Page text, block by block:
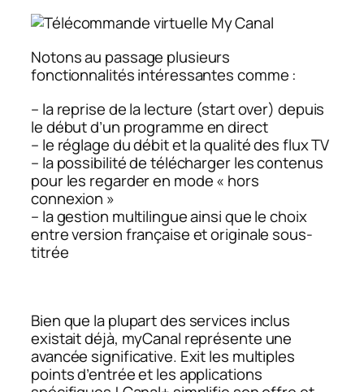
Notons au passage plusieurs
fonctionnalités intéressantes comme :
– la reprise de la lecture (start over) depuis
le début d’un programme en direct
– le réglage du débit et la qualité des flux TV
– la possibilité de télécharger les contenus
pour les regarder en mode « hors
connexion »
– la gestion multilingue ainsi que le choix
entre version française et originale sous-
titrée
Bien que la plupart des services inclus
existait déjà, myCanal représente une
avancée significative. Exit les multiples
points d’entrée et les applications